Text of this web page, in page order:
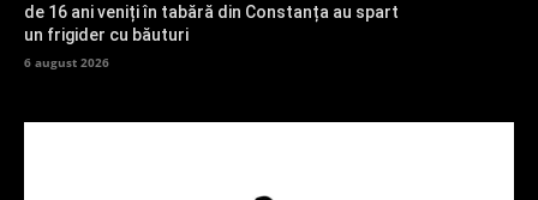
de 16 ani veniți în tabără din Constanța au spart
un frigider cu băuturi
6 august 2026